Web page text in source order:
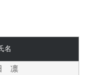
名
凛